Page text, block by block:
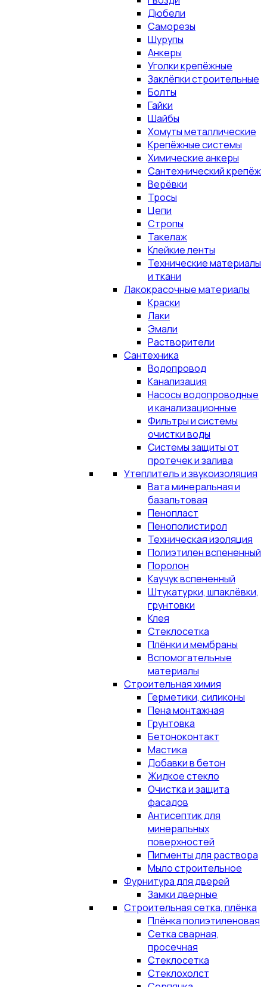
Дюбели
Саморезы
Шурупы
Анкеры
Уголки крепёжные
Заклёпки строительные
Болты
Гайки
Шайбы
Хомуты металлические
Крепёжные системы
Химические анкеры
Сантехнический крепёж
Верёвки
Тросы
Цепи
Стропы
Такелаж
Клейкие ленты
Технические материалы
и ткани
Лакокрасочные материалы
Краски
Лаки
Эмали
Растворители
Сантехника
Водопровод
Канализация
Насосы водопроводные
и канализационные
Фильтры и системы
очистки воды
Системы защиты от
протечек и залива
Утеплитель и звукоизоляция
Вата минеральная и
базальтовая
Пенопласт
Пенополистирол
Техническая изоляция
Полиэтилен вспененный
Поролон
Каучук вспененный
Штукатурки, шпаклёвки,
грунтовки
Клея
Стеклосетка
Плёнки и мембраны
Вспомогательные
материалы
Строительная химия
Герметики, силиконы
Пена монтажная
Грунтовка
Бетоноконтакт
Мастика
Добавки в бетон
Жидкое стекло
Очистка и защита
фасадов
Антисептик для
минеральных
поверхностей
Пигменты для раствора
Мыло строительное
Фурнитура для дверей
Замки дверные
Строительная сетка, плёнка
Плёнка полиэтиленовая
Сетка сварная,
просечная
Стеклосетка
Стеклохолст